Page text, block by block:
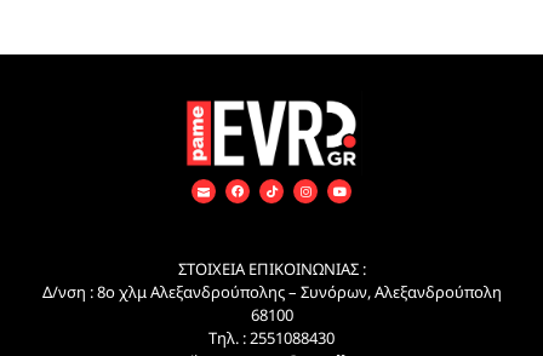
ΣΤΟΙΧΕΙΑ ΕΠΙΚΟΙΝΩΝΙΑΣ :
Δ/νση : 8ο χλμ Αλεξανδρούπολης – Συνόρων, Αλεξανδρούπολη
68100
Τηλ. : 2551088430